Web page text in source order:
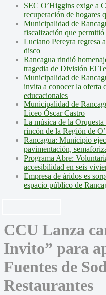
SEC O’Higgins exige a
recuperación de hogares
Municipalidad de
fiscalización que permitió
Luciano Pereyra regresa
disco
Rancagua rindió
tragedia de División El
Municipalidad de
invita a conocer la oferta
educacionales
Municipalidad de
Liceo Óscar Castro
La música de la
rincón de la Región de
Rancagua: Municipio
pavimentación,
Programa Abre:
accesibilidad en seis
Empresa de áridos es
espacio público de
CCU Lanza
Invito” para
Fuentes de
Restaurantes